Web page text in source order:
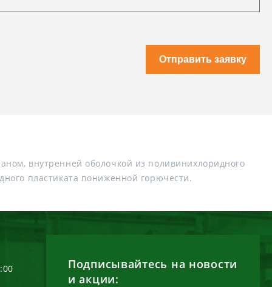
Отправить заявку
внутренней оболочкой из поливинихлоридного
пластиката пониженной горючести.
Подписывайтесь на новости
и акции: